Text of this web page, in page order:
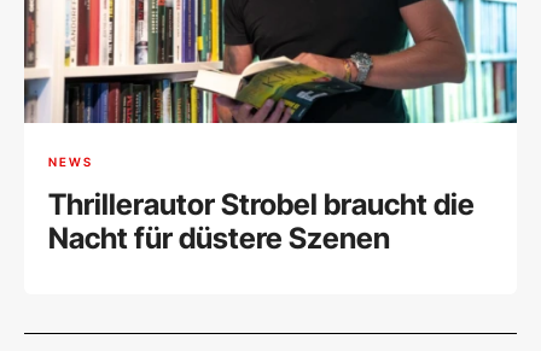
NEWS
Thrillerautor Strobel braucht die
Nacht für düstere Szenen